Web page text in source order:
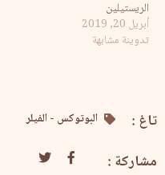
الريستيلين
أبريل 20, 2019
تدوينة مشابهة
تاغ : البوتوكس - الفيلر
مشاركة :